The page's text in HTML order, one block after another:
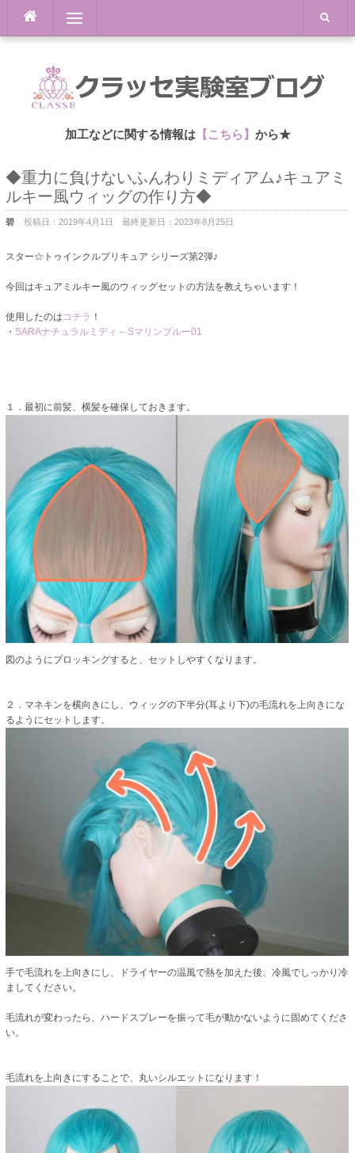
content
Menu
加工などに関する情報は【こちら】 から★
◆重力に負けないふんわりミディアム♪キュアミ
ルキー風ウィッグの作り方◆
碧 投稿日： 2019年4月1日 最終更新日： 2023年8月25日
スター☆トゥインクルプリキュア シリーズ第2弾♪
今回はキュアミルキー風のウィッグセットの方法を教えちゃいます！
使用したのは コチラ ！
・ SARAナチュラルミディ – Sマリンブルー01
１．最初に前髪、横髪を確保しておきます。
図のようにブロッキングすると、セットしやすくなります。
２．マネキンを横向きにし、ウィッグの下半分(耳より下)の毛流れを上向きにな
るようにセットします。
手で毛流れを上向きにし、ドライヤーの温風で熱を加えた後、冷風でしっかり冷
ましてください。
毛流れが変わったら、ハードスプレーを振って毛が動かないように固めてくださ
い。
毛流れを上向きにすることで、丸いシルエットになります！